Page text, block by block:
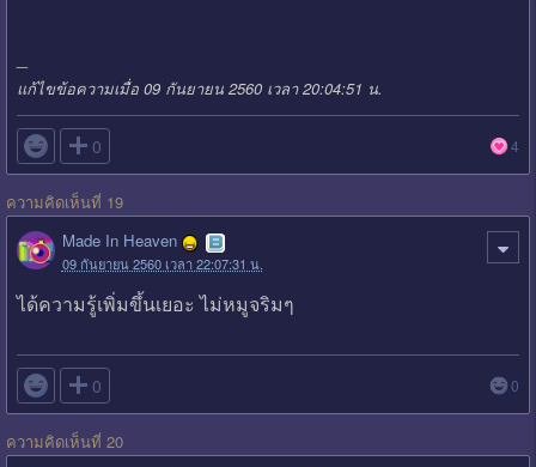
แก้ไขข้อความเมื่อ 09 กันยายน 2560 เวลา 20:04:51 น.
 0 4
ความคิดเห็นที่ 19
Made In Heaven
09 กันยายน 2560 เวลา 22:07:31 น.
ได้ความรู้เพิ่มขึ้นเยอะ ไม่หมูจริมๆ
 0 0
ความคิดเห็นที่ 20